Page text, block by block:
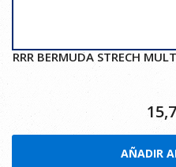
RRR BERMUDA STRECH
AÑADIR